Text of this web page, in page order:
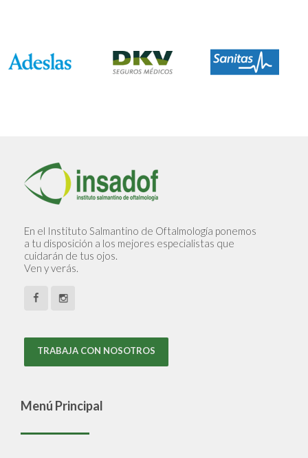
En el Instituto Salmantino de Oftalmología ponemos
a tu disposición a los mejores especialistas que
cuidarán de tus ojos.
Ven y verás.
TRABAJA CON NOSOTROS
Menú Principal